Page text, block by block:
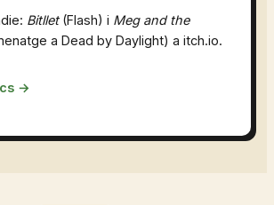
Bitllet(Flash) i Meg and the
a Dead by Daylight) a itch.io.
→